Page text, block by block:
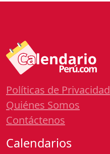
Políticas de Privacidad
Quiénes Somos
Contáctenos
Calendarios